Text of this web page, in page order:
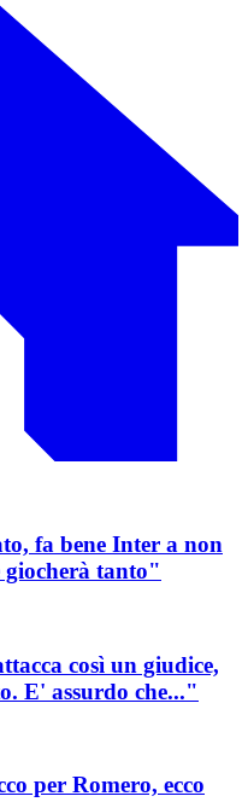
fa bene Inter a non
giocherà tanto"
così un giudice,
E' assurdo che..."
per Romero, ecco